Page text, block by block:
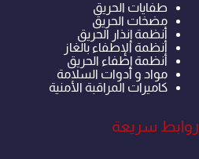
طفايات الحريق
مضخات الحريق
أنظمة إنذار الحريق
أنظمة الإطفاء بالغاز
أنظمة إطفاء الحريق
مواد و أدوات السلامة
كاميرات المراقبة الأمنية
روابط سريعة